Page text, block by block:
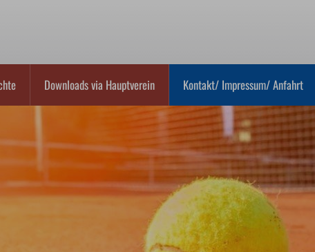
Downloads via Hauptverein Kontakt/ Impressum/ Anfahrt